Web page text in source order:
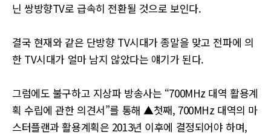
닌 쌍방향TV로 급속히 전환될 것으로 보인다.
결국 현재와 같은 단방향 TV시대가 종말을 맞고 전파에 의
한 TV시대가 얼마 남지 않았다는 얘기가 된다.
그럼에도 불구하고 지상파 방송사는 “700MHz 대역 활용계
획 수립에 관한 의견서”를 통해 ▲첫째, 700MHz 대역의 마
스터플랜과 활용계획은 2013년 이후에 결정되어야 하며,